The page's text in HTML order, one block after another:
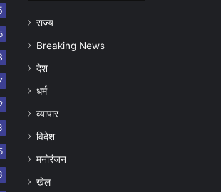
राज्य
Breaking News
देश
धर्म
व्यापार
विदेश
मनोरंजन
खेल